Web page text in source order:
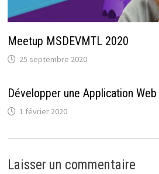
Meetup MSDEVMTL 2020
25 septembre 2020
Développer une Application
1 février 2020
Laisser un commentaire